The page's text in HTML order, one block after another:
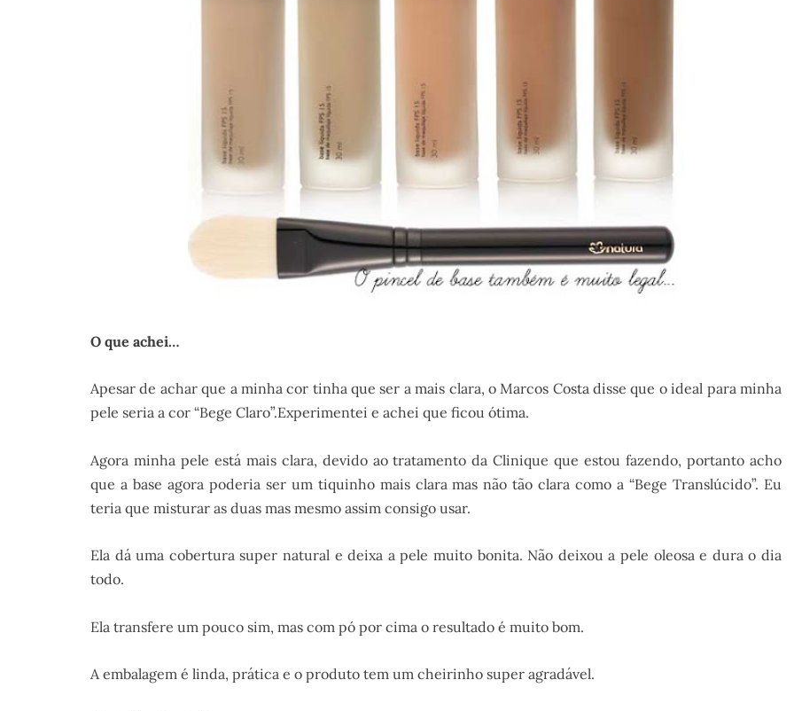
O que achei…
Apesar de achar que a minha cor tinha que ser a mais clara, o Marcos Costa disse que o ideal para minha
pele seria a cor “Bege Claro”.Experimentei e achei que ficou ótima.
Agora minha pele está mais clara, devido ao tratamento da Clinique que estou fazendo, portanto acho
que a base agora poderia ser um tiquinho mais clara mas não tão clara como a “Bege Translúcido”. Eu
teria que misturar as duas mas mesmo assim consigo usar.
Ela dá uma cobertura super natural e deixa a pele muito bonita. Não deixou a pele oleosa e dura o dia
todo.
Ela transfere um pouco sim, mas com pó por cima o resultado é muito bom.
A embalagem é linda, prática e o produto tem um cheirinho super agradável.